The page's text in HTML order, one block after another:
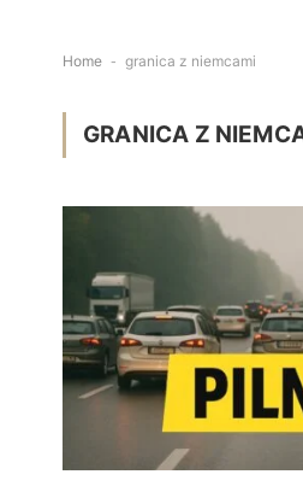
Home - granica z niemcami
GRANICA Z